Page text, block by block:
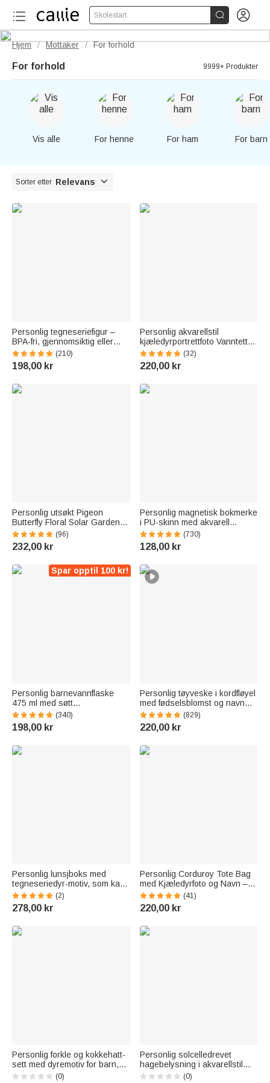
Skolestart  
Hjem / Mottaker / For forhold
For forhold 9999+ Produkter
Vis alle For henne For ham For barn
Sorter etter Relevans 
Personlig tegneseriefigur –
BPA-fri, gjennomsiktig eller
isolert vannflaske med sugerør
og navn – tilbake-til-skolen-
gave til barn
(210)
198,00 kr
Personlig akvarellstil
kjæledyrportrettfoto Vanntett
fôringsmatte for kjæledyr med
navn og gummibakside
Kjæledyrsutstyr
kjæledyrseiere
(32)
220,00 kr
Personlig utsøkt Pigeon
Butterfly Floral Solar Garden
Light med navn og tekst
Kirkegårdshage Minnegave til
etterlatte familier
(96)
232,00 kr
Personlig magnetisk bokmerke
i PU-skinn med akvarell
fødselsblomst og navn perfekt
bursdagsgave til bokelskere
(730)
128,00 kr
Spar opptil 100 kr!
Personlig barnevannflaske
475 ml med søtt
skogsdyrdesign navn og
silikonsugerør bursdags og
skolestartgave til gutter og
(340)
198,00 kr
Personlig tøyveske i kordfløyel
med fødselsblomst og navn
romslig skulderveske til daglig
bruk bursdagsgave til dame
(829)
220,00 kr
Personlig lunsjboks med
tegneseriedyr-motiv, som kan
varmes i mikrobølgeovn, med
navn og bestikksett – egnet til
utendørsaktiviteter og som
og barn
(2)
278,00 kr
Personlig Corduroy Tote Bag
med Kjæledyrfoto og Navn –
Stor Kapasitet Fødselsblomst
Gave til Kjæledyrelskere
(41)
220,00 kr
Personlig forkle og kokkehatt-
sett med dyremotiv for barn,
justerbar størrelse, med
(0)
Personlig solcelledrevet
hagebelysning i akvarellstil
med fødselsblomst, navn og
(0)